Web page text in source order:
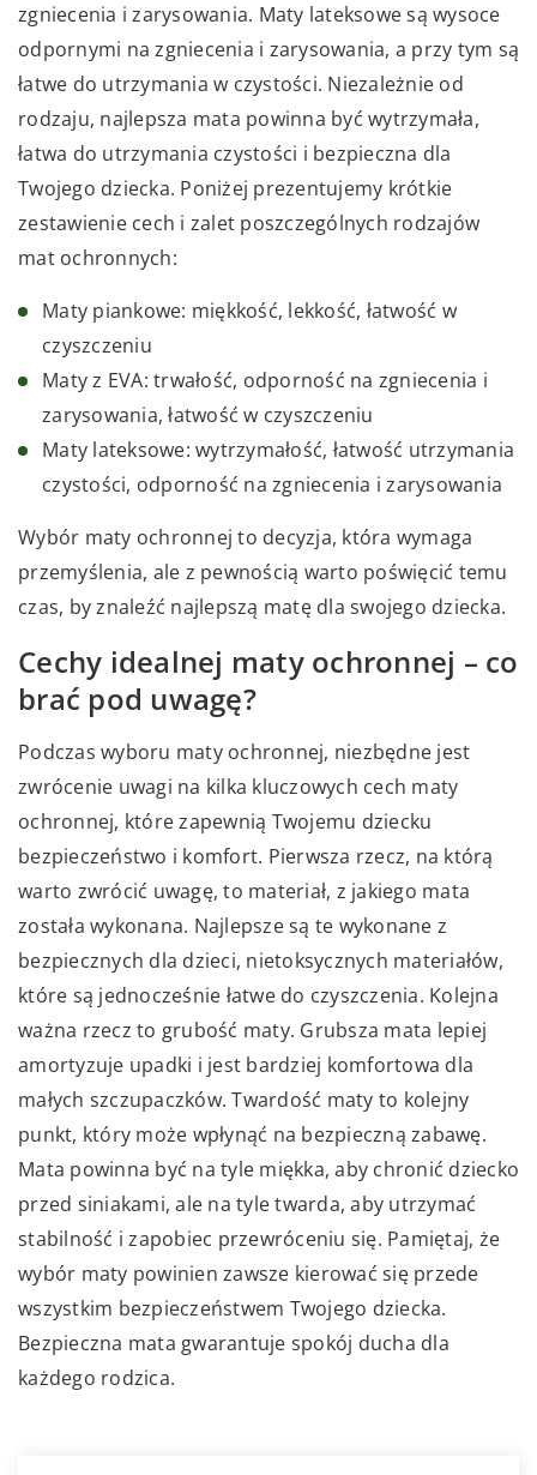
zgniecenia i zarysowania. Maty lateksowe są wysoce
odpornymi na zgniecenia i zarysowania, a przy tym są
łatwe do utrzymania w czystości. Niezależnie od
rodzaju, najlepsza mata powinna być wytrzymała,
łatwa do utrzymania czystości i bezpieczna dla
Twojego dziecka. Poniżej prezentujemy krótkie
zestawienie cech i zalet poszczególnych rodzajów
mat ochronnych:
Maty piankowe: miękkość, lekkość, łatwość w
czyszczeniu
Maty z EVA: trwałość, odporność na zgniecenia i
zarysowania, łatwość w czyszczeniu
Maty lateksowe: wytrzymałość, łatwość utrzymania
czystości, odporność na zgniecenia i zarysowania
Wybór maty ochronnej to decyzja, która wymaga
przemyślenia, ale z pewnością warto poświęcić temu
czas, by znaleźć najlepszą matę dla swojego dziecka.
Cechy idealnej maty ochronnej – co
brać pod uwagę?
Podczas wyboru maty ochronnej, niezbędne jest
zwrócenie uwagi na kilka kluczowych cech maty
ochronnej, które zapewnią Twojemu dziecku
bezpieczeństwo i komfort. Pierwsza rzecz, na którą
warto zwrócić uwagę, to materiał, z jakiego mata
została wykonana. Najlepsze są te wykonane z
bezpiecznych dla dzieci, nietoksycznych materiałów,
które są jednocześnie łatwe do czyszczenia. Kolejna
ważna rzecz to grubość maty. Grubsza mata lepiej
amortyzuje upadki i jest bardziej komfortowa dla
małych szczupaczków. Twardość maty to kolejny
punkt, który może wpłynąć na bezpieczną zabawę.
Mata powinna być na tyle miękka, aby chronić dziecko
przed siniakami, ale na tyle twarda, aby utrzymać
stabilność i zapobiec przewróceniu się. Pamiętaj, że
wybór maty powinien zawsze kierować się przede
wszystkim bezpieczeństwem Twojego dziecka.
Bezpieczna mata gwarantuje spokój ducha dla
każdego rodzica.